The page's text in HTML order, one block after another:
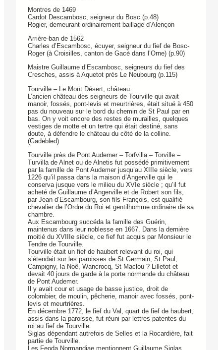
Montres de 1469
Cardot Descambosc, seigneur du Bosc (p.48)
Rogier, demeurant ordinairement baillage d’Alençon
Arrière-ban de 1562
Charles d’Escambosc, écuyer, seigneur du fief de Bosc-
Roger (à Croisilles, canton de Gacè dans l’Orne) (p.90)
Maistre Guillaume d’Escambosc, seigneurs du fief des
Cresches, assis à Aquetot près Le Neubourg (p.115)
Tourville – Le Mont Désert, château.
L’ancien château des seigneurs de Tourville qui avait
manoir, fossés, pont-levis et meurtrières, était situé à 450
pas du nouveau sur le bord du chemin de St Paul par en
bas. On y voit encore des restes de murailles, quelques
vestiges de motte et un tertre qui était destiné, sans
doute, à défendre le château du côté de la colline.
(Gadebled)
Tourville près de Pont Audemer – Torfvilla – Torville –
Turvilla de Alnet ou de Alnetis fut possédé primitivement
par la famille de Pont Audemer jusqu’au XIIIe siècle, vers
1226 qu’il passa dans la maison d’Angerville qui le
conserva jusque vers le milieu du XVIe siècle ; qu’il fut
acheté de Guillaume d’Angerville et de Robert son fils,
par Jean d’Escambourg, son fils François, est qualifié
chevalier de l’Ordre du Roi et gentilhomme ordinaire de sa
chambre.
Aux Escambourg succéda la famille des Guérin,
maintenus dans leur noblesse en 1667. Dans la dernière
moitié du XVIIIe siècle, ce fief fut acquis par Monsieur le
Tendre de Tourville.
Tourville était un fief de haubert relevant du roi, qui
s’étendait sur les paroisses de St Germain, St Paul,
Campigny, la Noë, Wancrocq, St Maclou ? Lilletot et
devait 40 jours de garde à la porte normande du château
de Pont Audemer.
Il y avait cour et usage de basse justice, droit de
colombier, de moulin, pêcherie, manoir avec fossés, pont-
levis et meurtrières.
En décembre 1772, le fief du Val, quart de fief de haubert,
assis dans la paroisse, fut réuni par lettres patentes du
roi au fief de Tourville.
Siglas dépendant autrefois de Selles et la Rocardière, fait
partie de Tourville.
Les Feoda Normandiae mentionnent Guillaume Siglas